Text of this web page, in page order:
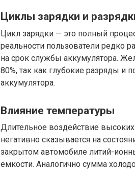
Циклы зарядки и
Цикл зарядки — это полный
реальности пользователи редко
на срок службы аккумулятора.
80%, так как глубокие разряды и
аккумулятора.
Влияние температуры
Длительное воздействие
негативно сказывается на
закрытом автомобиле литий-
емкости. Аналогично сумма